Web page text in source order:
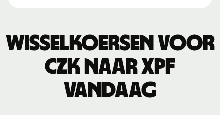
Wisselkoersen voor
CZK naar XPF
vandaag